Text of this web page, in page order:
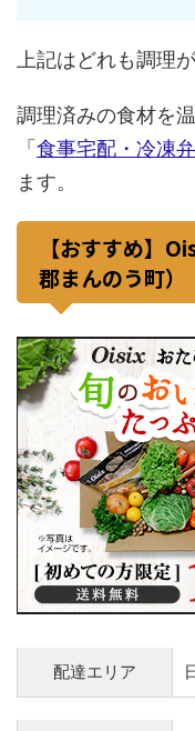
上記はどれも調理
調理済みの食材を
「 食事宅配・冷凍
ます。
【おすすめ】
郡まんのう町）
配達エリア